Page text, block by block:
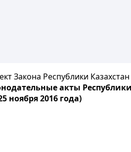
Закона Республики Казахстан
акты
ноября 2016 года)